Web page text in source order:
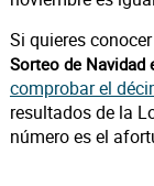
Si quieres
Sorteo de Navidad
comprobar el
resultados de la
número es el